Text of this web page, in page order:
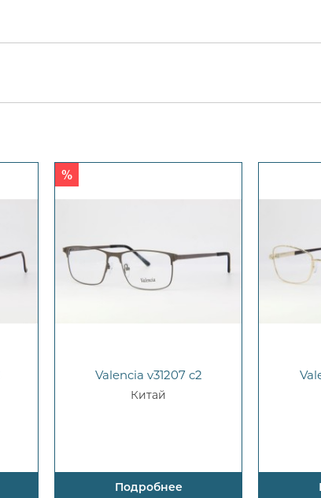
Valencia v31207 c2
Китай
Подробнее